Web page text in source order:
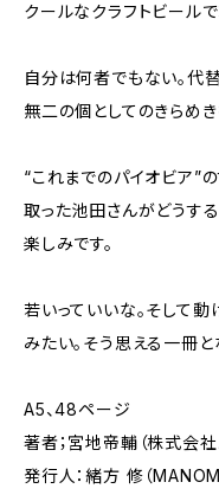
クールなクラフトビール
自分は何者でもない。代
無二の個としてのきらめ
“これまでのパイオビア”
取った池田さんがどうす
楽しみです。
若いっていいな。そして動
みたい。そう思える一冊と
A5、48ページ
著者；宮地帝輔（株式会
発⾏⼈：緒⽅ 修（